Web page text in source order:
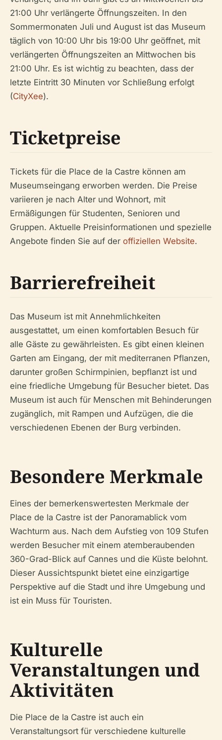
21:00 Uhr verlängerte Öffnungszeiten. In den
Sommermonaten Juli und August ist das Museum
täglich von 10:00 Uhr bis 19:00 Uhr geöffnet, mit
verlängerten Öffnungszeiten an Mittwochen bis
21:00 Uhr. Es ist wichtig zu beachten, dass der
letzte Eintritt 30 Minuten vor Schließung erfolgt
(CityXee).
Ticketpreise
Tickets für die Place de la Castre können am
Museumseingang erworben werden. Die Preise
variieren je nach Alter und Wohnort, mit
Ermäßigungen für Studenten, Senioren und
Gruppen. Aktuelle Preisinformationen und spezielle
Angebote finden Sie auf der offiziellen Website.
Barrierefreiheit
Das Museum ist mit Annehmlichkeiten
ausgestattet, um einen komfortablen Besuch für
alle Gäste zu gewährleisten. Es gibt einen kleinen
Garten am Eingang, der mit mediterranen Pflanzen,
darunter großen Schirmpinien, bepflanzt ist und
eine friedliche Umgebung für Besucher bietet. Das
Museum ist auch für Menschen mit Behinderungen
zugänglich, mit Rampen und Aufzügen, die die
verschiedenen Ebenen der Burg verbinden.
Besondere Merkmale
Eines der bemerkenswertesten Merkmale der
Place de la Castre ist der Panoramablick vom
Wachturm aus. Nach dem Aufstieg von 109 Stufen
werden Besucher mit einem atemberaubenden
360-Grad-Blick auf Cannes und die Küste belohnt.
Dieser Aussichtspunkt bietet eine einzigartige
Perspektive auf die Stadt und ihre Umgebung und
ist ein Muss für Touristen.
Kulturelle
Veranstaltungen und
Aktivitäten
Die Place de la Castre ist auch ein
Veranstaltungsort für verschiedene kulturelle